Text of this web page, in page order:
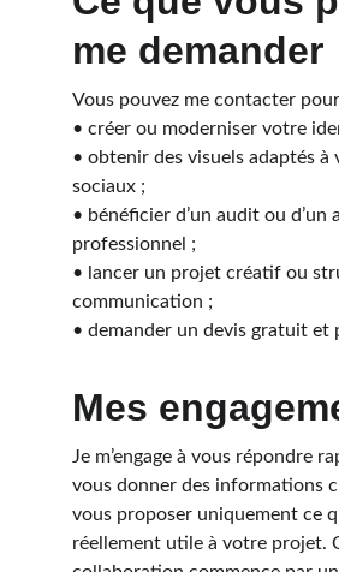
me demander
Vous pouvez me contacter
• créer ou moderniser votre
• obtenir des visuels adaptés à
sociaux ;
• bénéficier d’un audit ou d’un
professionnel ;
• lancer un projet créatif ou
communication ;
• demander un devis gratuit et
Mes
Je m’engage à vous répondre
vous donner des informations
vous proposer uniquement ce
réellement utile à votre projet.